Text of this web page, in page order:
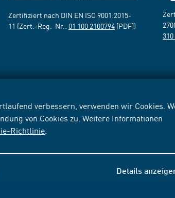
verbessern, verwenden wir Cookies.
von Cookies zu. Weitere Informationen
Richtlinie
Details
Zertifiziert nach DIN EN ISO 9001:2015-
11 (Zert.-Reg.-Nr.: 01 100 2100794 [PDF])